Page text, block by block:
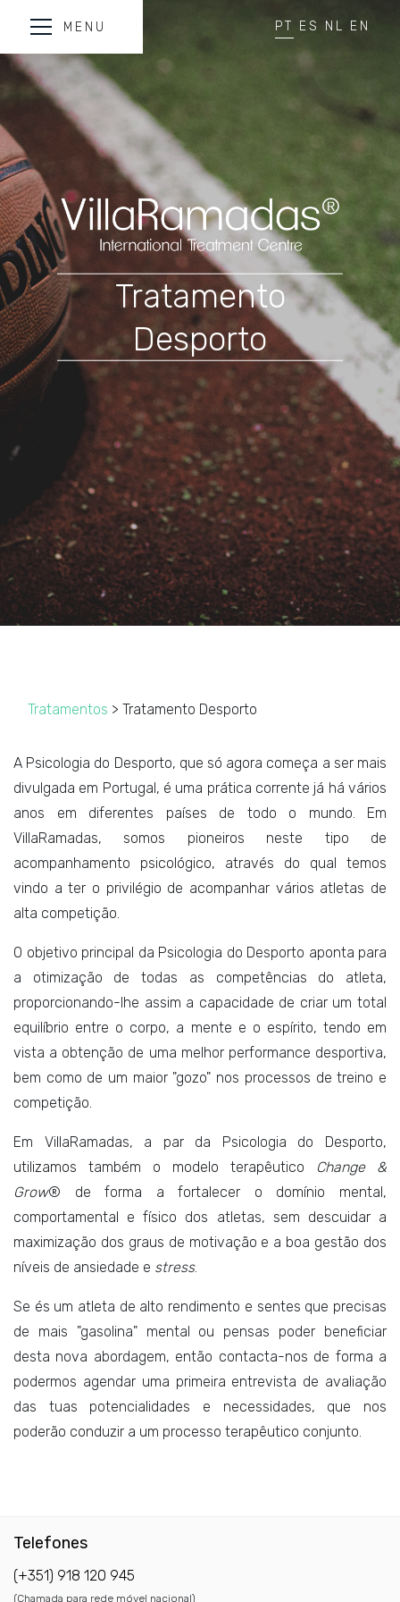
MENU PT ES NL EN
Tratamento
Desporto
Tratamentos > Tratamento Desporto
A Psicologia do Desporto, que só agora começa a ser mais
divulgada em Portugal, é uma prática corrente já há vários
anos em diferentes países de todo o mundo. Em
VillaRamadas, somos pioneiros neste tipo de
acompanhamento psicológico, através do qual temos
vindo a ter o privilégio de acompanhar vários atletas de
alta competição.
O objetivo principal da Psicologia do Desporto aponta para
a otimização de todas as competências do atleta,
proporcionando-lhe assim a capacidade de criar um total
equilíbrio entre o corpo, a mente e o espírito, tendo em
vista a obtenção de uma melhor performance desportiva,
bem como de um maior "gozo" nos processos de treino e
competição.
Em VillaRamadas, a par da Psicologia do Desporto,
utilizamos também o modelo terapêutico
Change &
Grow® de forma a fortalecer o domínio mental,
comportamental e físico dos atletas, sem descuidar a
maximização dos graus de motivação e a boa gestão dos
níveis de ansiedade e stress.
Se és um atleta de alto rendimento e sentes que precisas
de mais "gasolina" mental ou pensas poder beneficiar
desta nova abordagem, então contacta-nos de forma a
podermos agendar uma primeira entrevista de avaliação
das tuas potencialidades e necessidades, que nos
poderão conduzir a um processo terapêutico conjunto.
Telefones
(+351) 918 120 945
(Chamada para rede móvel nacional)